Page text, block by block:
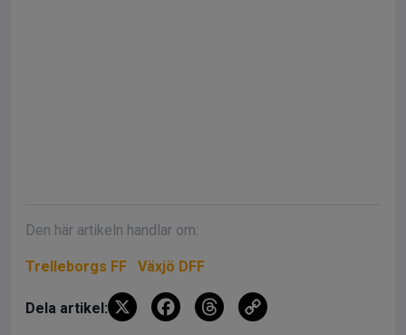
Den här artikeln handlar om:
Trelleborgs FF Växjö DFF
Dela artikel: X
F
T